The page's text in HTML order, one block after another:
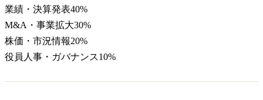
業績・決算発表40%
M&A・事業拡大30%
株価・市況情報20%
役員人事・ガバナンス10%